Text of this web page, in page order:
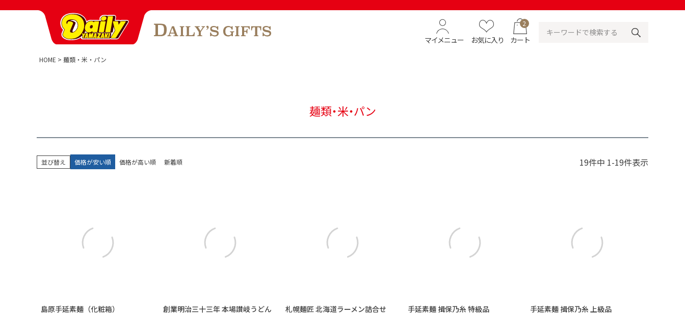
マイメニュー お気に入り
2
カート
HOME 麺類・米・パン
麺類・米・パン
並び替え 価格が安い順 価格が高い順 新着順 19件中 1-19件表示
島原手延素麺（化粧箱） 創業明治三十三年 本場讃岐うどん 札幌麺匠 北海道ラーメン詰合せ 手延素麺 揖保乃糸 特級品 手延素麺 揖保乃糸 上級品